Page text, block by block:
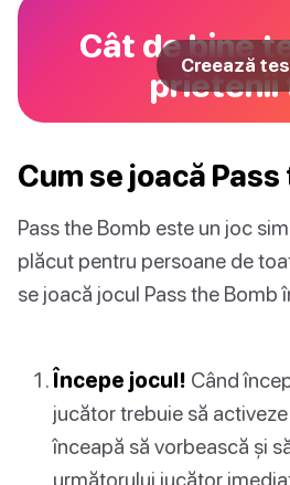
Cât de bine
prietenii
Creează
Cum se joacă
Pass the Bomb este un joc
plăcut pentru persoane de
se joacă jocul Pass the Bomb
Începe jocul! Când
jucător trebuie să
înceapă să vorbească și
următorului jucător